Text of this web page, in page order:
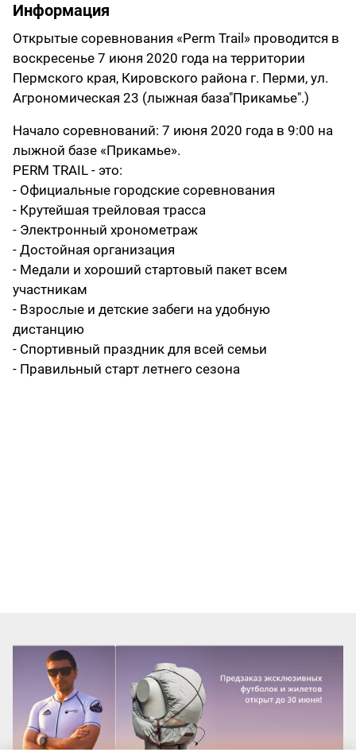
Информация
Открытые соревнования «Perm Trail» проводится в
воскресенье 7 июня 2020 года на территории
Пермского края, Кировского района г. Перми, ул.
Агрономическая 23 (лыжная база"Прикамье".)
Начало соревнований: 7 июня 2020 года в 9:00 на
лыжной базе «Прикамье».
PERM TRAIL - это:
- Официальные городские соревнования
- Крутейшая трейловая трасса
- Электронный хронометраж
- Достойная организация
- Медали и хороший стартовый пакет всем
участникам
- Взрослые и детские забеги на удобную
дистанцию
- Спортивный праздник для всей семьи
- Правильный старт летнего сезона